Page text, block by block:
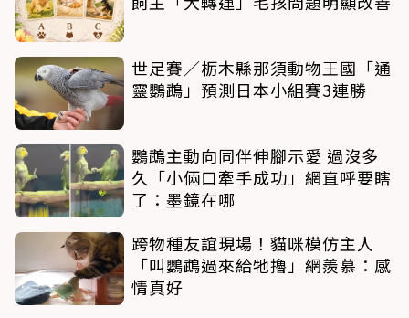
世足賽／栃木縣那須動物王國「通
靈鸚鵡」預測日本小組賽3連勝
鸚鵡主動向同伴伸腳示愛 過沒多
久「小倆口牽手成功」網直呼要瞎
了：墨鏡在哪
跨物種友誼現場！貓咪模仿主人
「叫鸚鵡過來給牠擼」網羨慕：感
情真好